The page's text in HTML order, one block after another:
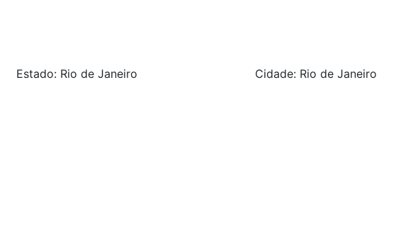
Estado: Rio de Janeiro
Cidade: Rio de Janeiro